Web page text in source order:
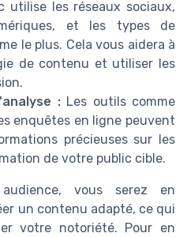
utilise les réseaux sociaux,
et les types de
le plus. Cela vous aidera à
de contenu et utiliser les
:Les outils comme
enquêtes en ligne peuvent
précieuses sur les
de votre public cible.
vous serez en
un contenu adapté, ce qui
votre notoriété. Pour en